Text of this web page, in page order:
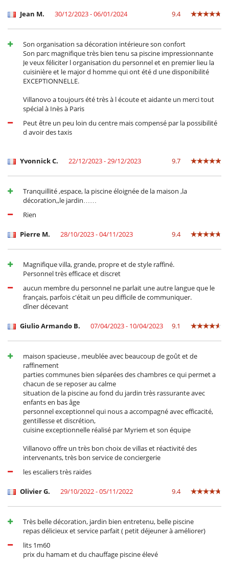
Jean M. 30/12/2023 - 06/01/2024 9.4
Son organisation sa décoration intérieure son confort
Son parc magnifique très bien tenu sa piscine impressionnante
Je veux féliciter l organisation du personnel et en premier lieu la
cuisinière et le major d homme qui ont été d une disponibilité
EXCEPTIONNELLE.
Villanovo a toujours été très à l écoute et aidante un merci tout
spécial à Inès à Paris
Peut être un peu loin du centre mais compensé par la possibilité
d avoir des taxis
Yvonnick C. 22/12/2023 - 29/12/2023 9.7
Tranquillité ,espace, la piscine éloignée de la maison ,la
décoration,,le jardin……
Rien
Pierre M. 28/10/2023 - 04/11/2023 9.4
Magnifique villa, grande, propre et de style raffiné.
Personnel très efficace et discret
aucun membre du personnel ne parlait une autre langue que le
français, parfois c'était un peu difficile de communiquer.
dîner décevant
Giulio Armando B. 07/04/2023 - 10/04/2023 9.1
maison spacieuse , meublée avec beaucoup de goût et de
raffinement
parties communes bien séparées des chambres ce qui permet a
chacun de se reposer au calme
situation de la piscine au fond du jardin très rassurante avec
enfants en bas âge
personnel exceptionnel qui nous a accompagné avec efficacité,
gentillesse et discrétion,
cuisine exceptionnelle réalisé par Myriem et son équipe
Villanovo offre un très bon choix de villas et réactivité des
intervenants, très bon service de conciergerie
les escaliers très raides
Olivier G. 29/10/2022 - 05/11/2022 9.4
Très belle décoration, jardin bien entretenu, belle piscine
repas délicieux et service parfait ( petit déjeuner à améliorer)
lits 1m60
prix du hamam et du chauffage piscine élevé